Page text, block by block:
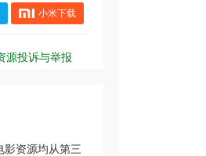
小米下载
源投诉与举报
影资源均从第三